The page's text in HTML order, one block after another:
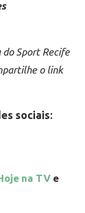
do Sport Recife
o link
sociais:
na TV e